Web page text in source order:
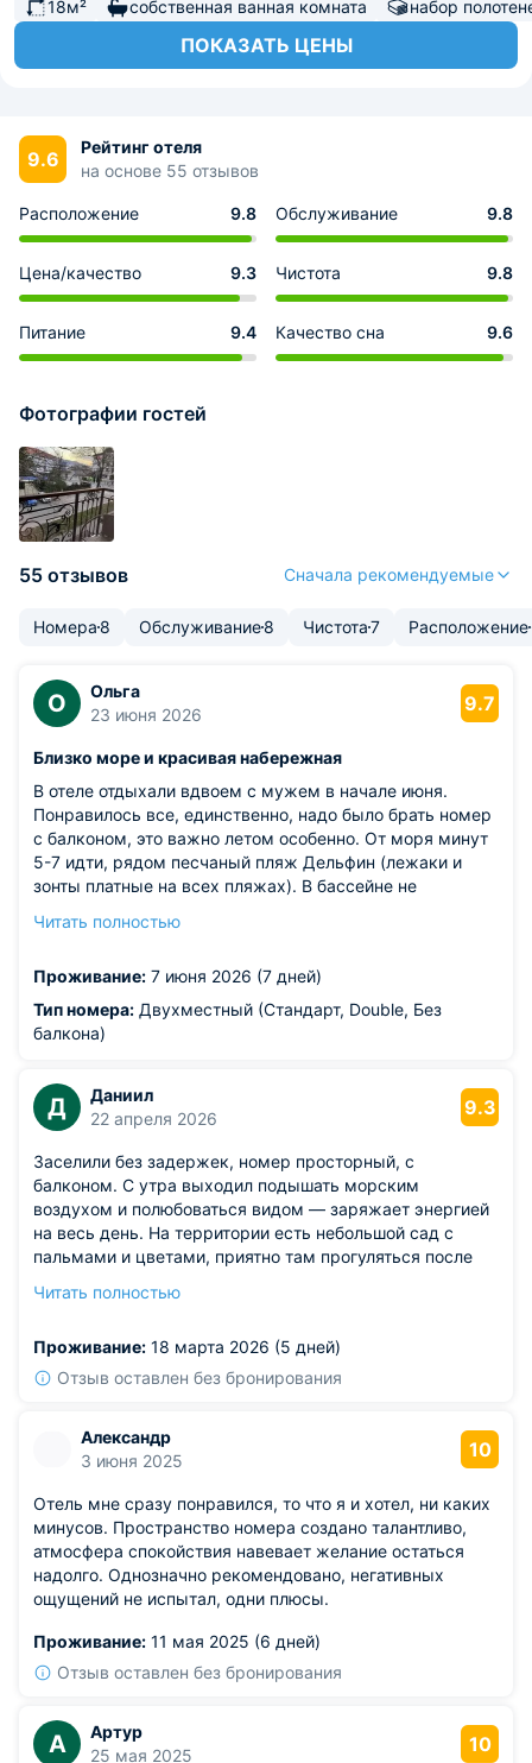
18м² собственная ванная комната набор
ПОКАЗАТЬ ЦЕНЫ
9.6
Рейтинг отеля
на основе 55 отзывов
Расположение 9.8 Обслуживание 9.8
Цена/качество 9.3 Чистота 9.8
Питание 9.4 Качество сна 9.6
Фотографии гостей
55 отзывов Сначала рекомендуемые
Номера 8 Обслуживание8 Чистота7 Расположение
О
Ольга
23 июня 2026
9.7
Близко море и красивая набережная
В отеле отдыхали вдвоем с мужем в начале июня.
Понравилось все, единственно, надо было брать номер
с балконом, это важно летом особенно. От моря минут
5-7 идти, рядом песчаный пляж Дельфин (лежаки и
зонты платные на всех пляжах). В бассейне не
нам понравились больше, чем шведский стол, и все
вежливые, всегда помогут и подскажут, уборка
каждый день. Рекомендую однозначно, если еще
приедем, остановимся там обязательно.
Читать полностью
Проживание: 7 июня 2026 (7 дней)
Тип номера: Двухместный (Стандарт, Double, Без
балкона)
Д
Даниил
22 апреля 2026
9.3
Заселили без задержек, номер просторный, с
балконом. С утра выходил подышать морским
воздухом и полюбоваться видом — заряжает энергией
на весь день. На территории есть небольшой сад с
пальмами и цветами, приятно там прогуляться после
щедрые, еда вкусная, особенно запомнились местные
Из недостатков: из того, что можно улучшить,
ассортимент в минибаре довольно скромный — только
Читать полностью
Проживание: 18 марта 2026 (5 дней)
Отзыв оставлен без бронирования
Александр
3 июня 2025
10
Отель мне сразу понравился, то что я и хотел, ни каких
минусов. Пространство номера создано талантливо,
атмосфера спокойствия навевает желание остаться
надолго. Однозначно рекомендовано, негативных
ощущений не испытал, одни плюсы.
Проживание: 11 мая 2025 (6 дней)
Отзыв оставлен без бронирования
А
Артур
25 мая 2025
10